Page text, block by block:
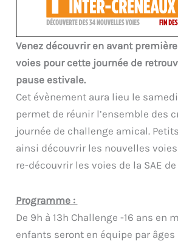
Venez découvrir en avant
voies pour cette journée de
pause estivale.
Cet évènement aura lieu le
permet de réunir l’ensemble des
journée de challenge amical.
ainsi découvrir les nouvelles
re-découvrir les voies de la SAE de
Programme :
De 9h à 13h Challenge -16 ans en
enfants seront en équipe par âges